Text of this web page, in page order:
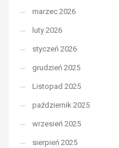
marzec 2026
luty 2026
styczeń 2026
grudzień 2025
Listopad 2025
październik 2025
wrzesień 2025
sierpień 2025